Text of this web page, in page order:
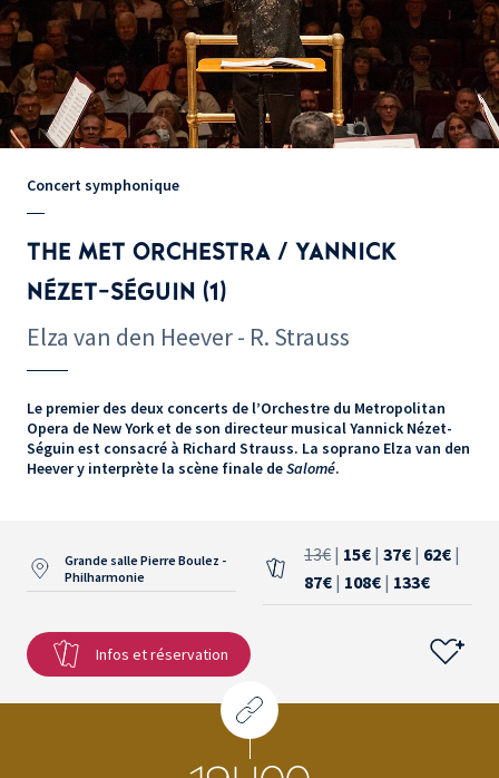
Concert symphonique
THE MET ORCHESTRA / YANNICK
NÉZET-SÉGUIN (1)
Elza van den Heever - R. Strauss
Le premier des deux concerts de l’Orchestre du Metropolitan
Opera de New York et de son directeur musical Yannick Nézet-
Séguin est consacré à Richard Strauss. La soprano Elza van den
Heever y interprète la scène finale deSalomé.
Grande salle Pierre Boulez -
Philharmonie
13€ | 15€ | 37€ | 62€ |
87€ | 108€ | 133€
Infos et réservation